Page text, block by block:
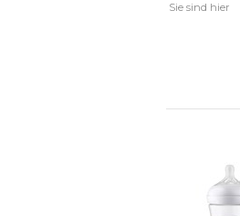
Sie sind hier